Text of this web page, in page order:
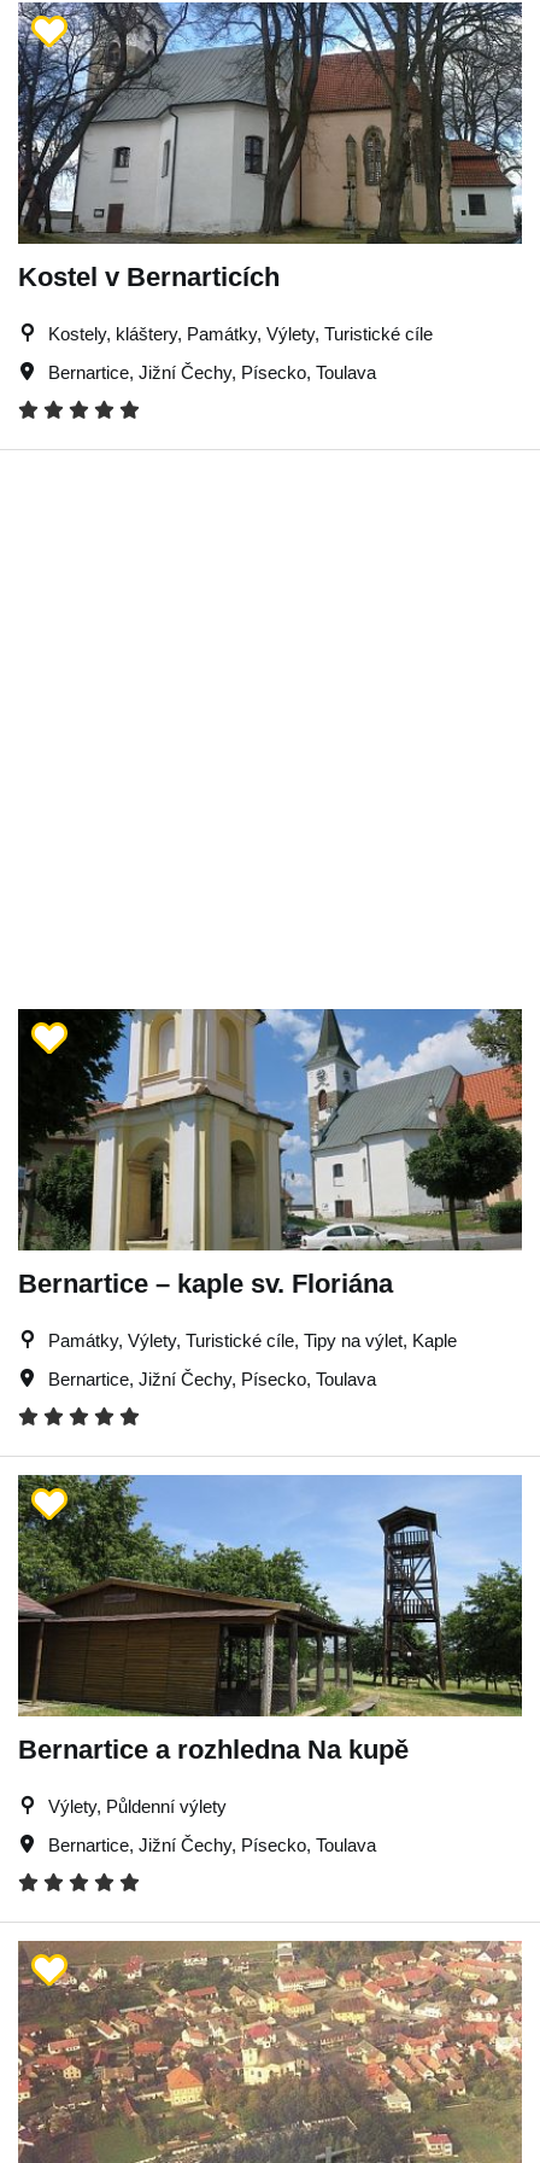
Kostel v Bernarticích
Kostely, kláštery, Památky, Výlety, Turistické cíle
Bernartice, Jižní Čechy, Písecko, Toulava
Bernartice – kaple sv. Floriána
Památky, Výlety, Turistické cíle, Tipy na výlet, Kaple
Bernartice, Jižní Čechy, Písecko, Toulava
Bernartice a rozhledna Na kupě
Výlety, Půldenní výlety
Bernartice, Jižní Čechy, Písecko, Toulava